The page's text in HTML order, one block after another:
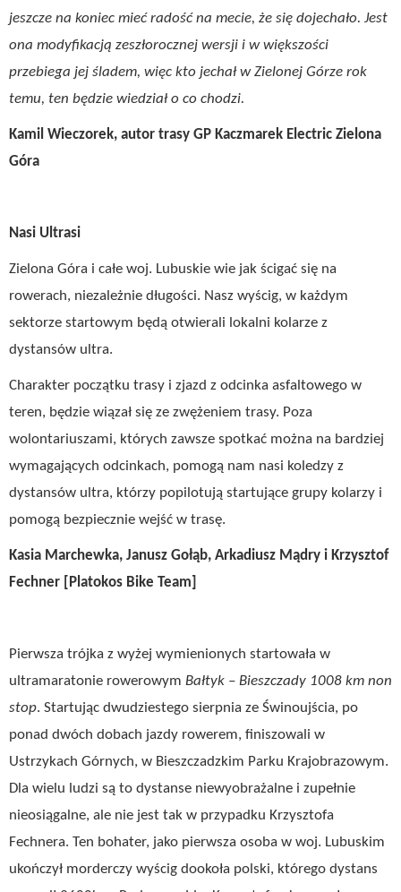
jeszcze na koniec mieć radość na mecie, że się dojechało. Jest
ona modyfikacją zeszłorocznej wersji i w większości
przebiega jej śladem, więc kto jechał w Zielonej Górze rok
temu, ten będzie wiedział o co chodzi.
Kamil Wieczorek, autor trasy GP Kaczmarek Electric Zielona
Góra
Nasi Ultrasi
Zielona Góra i całe woj. Lubuskie wie jak ścigać się na
rowerach, niezależnie długości. Nasz wyścig, w każdym
sektorze startowym będą otwierali lokalni kolarze z
dystansów ultra.
Charakter początku trasy i zjazd z odcinka asfaltowego w
teren, będzie wiązał się ze zwężeniem trasy. Poza
wolontariuszami, których zawsze spotkać można na bardziej
wymagających odcinkach, pomogą nam nasi koledzy z
dystansów ultra, którzy popilotują startujące grupy kolarzy i
pomogą bezpiecznie wejść w trasę.
Kasia Marchewka, Janusz Gołąb, Arkadiusz Mądry i Krzysztof
Fechner [Platokos Bike Team]
Pierwsza trójka z wyżej wymienionych startowała w
ultramaratonie rowerowym Bałtyk – Bieszczady 1008 km non
stop. Startując dwudziestego sierpnia ze Świnoujścia, po
ponad dwóch dobach jazdy rowerem, finiszowali w
Ustrzykach Górnych, w Bieszczadzkim Parku Krajobrazowym.
Dla wielu ludzi są to dystanse niewyobrażalne i zupełnie
nieosiągalne, ale nie jest tak w przypadku Krzysztofa
Fechnera. Ten bohater, jako pierwsza osoba w woj. Lubuskim
ukończył morderczy wyścig dookoła polski, którego dystans